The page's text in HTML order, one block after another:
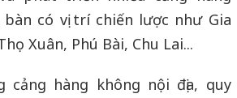
bàn có vị trí chiến lược như Gia
Xuân, Phú Bài, Chu Lai...
hàng không nội địa, quy